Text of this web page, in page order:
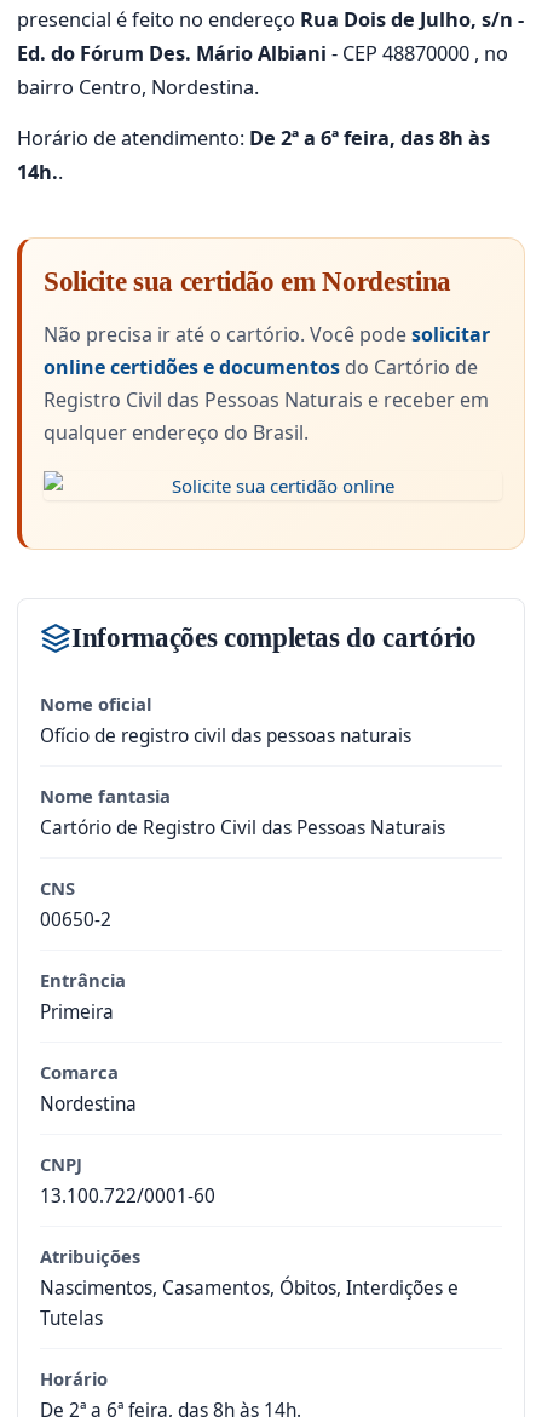
presencial é feito no endereço Rua Dois de Julho, s/n -
Ed. do Fórum Des. Mário Albiani - CEP 48870000 , no
bairro Centro, Nordestina.
Horário de atendimento: De 2ª a 6ª feira, das 8h às
14h..
Solicite sua certidão em Nordestina
Não precisa ir até o cartório. Você podesolicitar
online certidões e documentos do Cartório de
Registro Civil das Pessoas Naturais e receber em
qualquer endereço do Brasil.
Informações completas do cartório
Nome oficial
Ofício de registro civil das pessoas naturais
Nome fantasia
Cartório de Registro Civil das Pessoas Naturais
CNS
00650-2
Entrância
Primeira
Comarca
Nordestina
CNPJ
13.100.722/0001-60
Atribuições
Nascimentos, Casamentos, Óbitos, Interdições e
Tutelas
Horário
De 2ª a 6ª feira, das 8h às 14h.